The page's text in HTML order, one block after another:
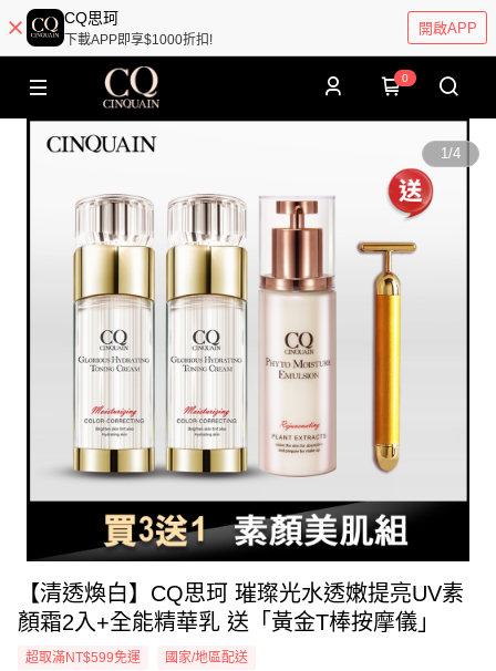
CQ思珂
下載APP即享$1000折扣!
開啟APP
0
1/4
【清透煥白】CQ思珂 璀璨光水透嫩提亮UV素
顏霜2入+全能精華乳 送「黃金T棒按摩儀」
超取滿NT$599免運 國家/地區配送